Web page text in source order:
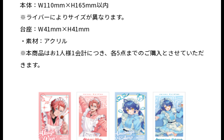
本体：W110mm×H165mm以内
※ライバーによりサイズが異なります。
台座：W41mm×H41mm
・素材：アクリル
※本商品はお1人様1会計につき、各5点までのご購入とさせていただ
きます。